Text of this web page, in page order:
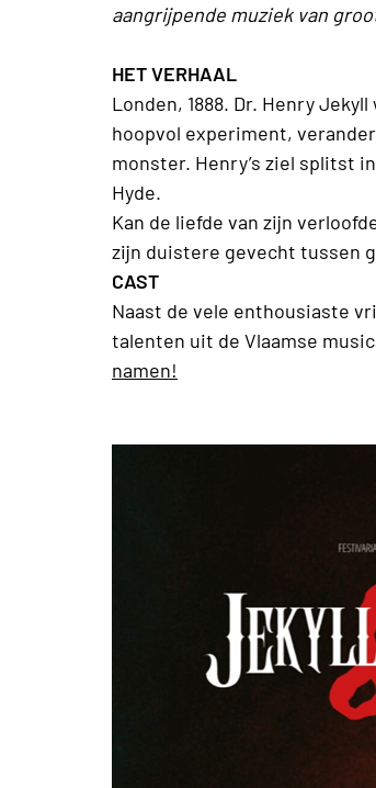
aangrijpende muziek van
HET VERHAAL
Londen, 1888. Dr. Henry
hoopvol experiment,
monster. Henry’s ziel splitst
Hyde.
Kan de liefde van zijn
zijn duistere gevecht tussen
CAST
Naast de vele enthousiaste
talenten uit de Vlaamse
namen!